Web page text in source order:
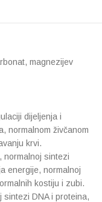
magnezijev
dijeljenja i
normalnom živčanom
krvi.
normalnoj sintezi
energije, normalnoj
kostiju i zubi.
sintezi DNA i proteina,